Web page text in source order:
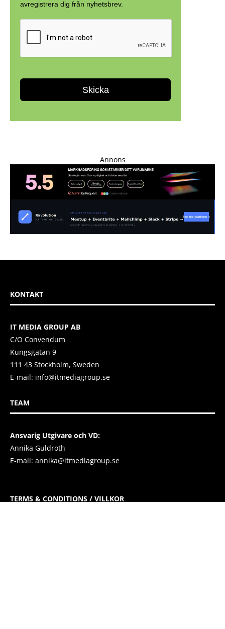
Annons
KONTAKT
IT MEDIA GROUP AB
C/O Convendum
Kungsgatan 9
111 43 Stockholm, Sweden
E-mail: info@itmediagroup.se
TEAM
Ansvarig Utgivare och VD:
Annika Guldroth
E-mail: annika@itmediagroup.se
TERMS & CONDITIONS / VILLKOR